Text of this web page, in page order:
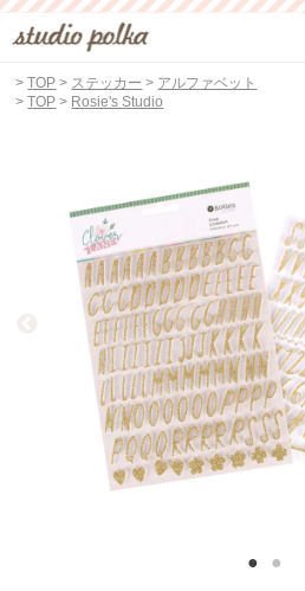
>TOP > ステッカー > アルファベット
>TOP > Rosie's Studio